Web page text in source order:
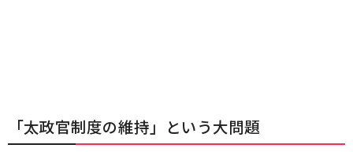
「太政官制度の維持」という大問題